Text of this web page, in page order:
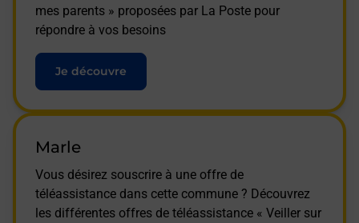
mes parents » proposées par La Poste pour
répondre à vos besoins
Je découvre
Marle
Vous désirez souscrire à une offre de
téléassistance dans cette commune ? Découvrez
les différentes offres de téléassistance « Veiller sur